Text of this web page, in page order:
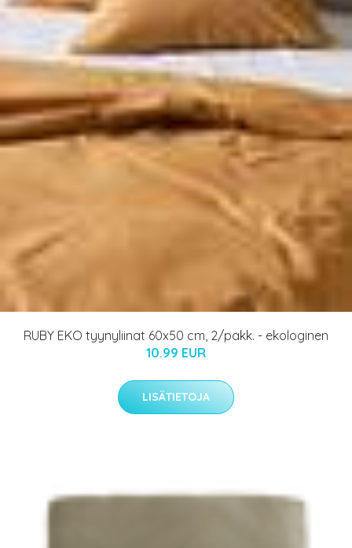
RUBY EKO tyynyliinat 60x50 cm, 2/pakk. - ekologinen
10.99 EUR
LISÄTIETOJA